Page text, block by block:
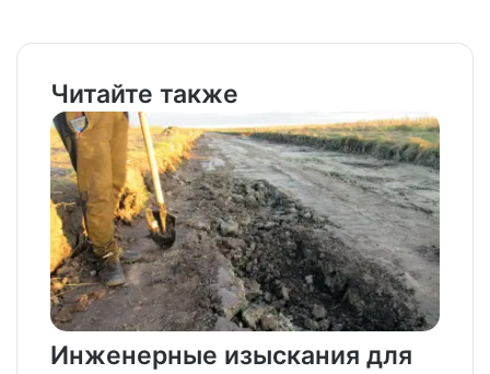
Читайте также
Инженерные изыскания для